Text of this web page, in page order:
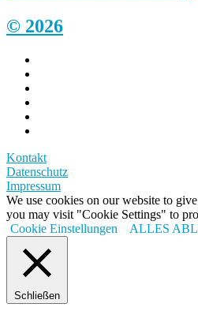
© 2026
Kontakt
Datenschutz
Impressum
We use cookies on our website to
you may visit "Cookie Settings" to
Cookie Einstellungen
ALLES
Schließen